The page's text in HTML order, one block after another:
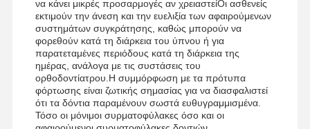
Γέφυρα από ζιρκόνια
Απομακρυστέα ορθοδοντική συσκευή
ευέλικτες μερικές οδοντοστοιχίες
Μεταλλικές Μερικές Οδοντοστοιχίες
να κάνει μικρές προσαρμογές αν χρειαστείΟι ασθενείς
εκτιμούν την άνεση και την ευελιξία των αφαιρούμενων
συστημάτων συγκράτησης, καθώς μπορούν να
φορεθούν κατά τη διάρκεια του ύπνου ή για
παρατεταμένες περιόδους κατά τη διάρκεια της
ημέρας, ανάλογα με τις συστάσεις του
ορθοδοντίατρου.Η συμμόρφωση με τα πρότυπα
φόρτωσης είναι ζωτικής σημασίας για να διασφαλιστεί
ότι τα δόντια παραμένουν σωστά ευθυγραμμισμένα.
Τόσο οι μόνιμοι συρματοφύλακες όσο και οι